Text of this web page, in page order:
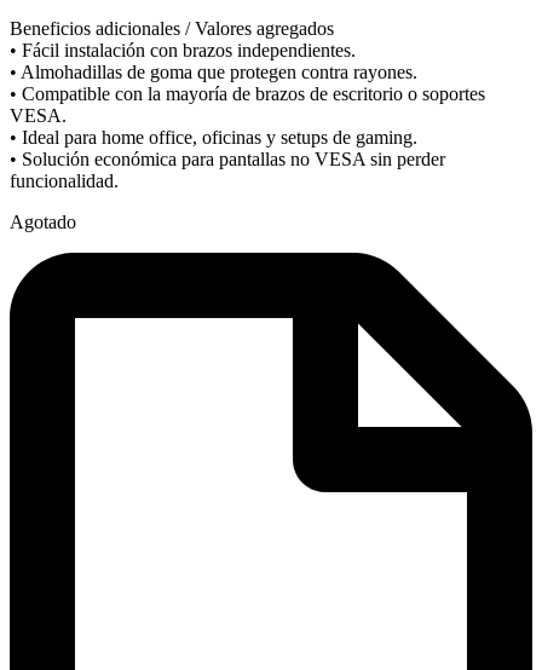
Beneficios adicionales / Valores agregados
• Fácil instalación con brazos independientes.
• Almohadillas de goma que protegen contra rayones.
• Compatible con la mayoría de brazos de escritorio o soportes
VESA.
• Ideal para home office, oficinas y setups de gaming.
• Solución económica para pantallas no VESA sin perder
funcionalidad.
Agotado